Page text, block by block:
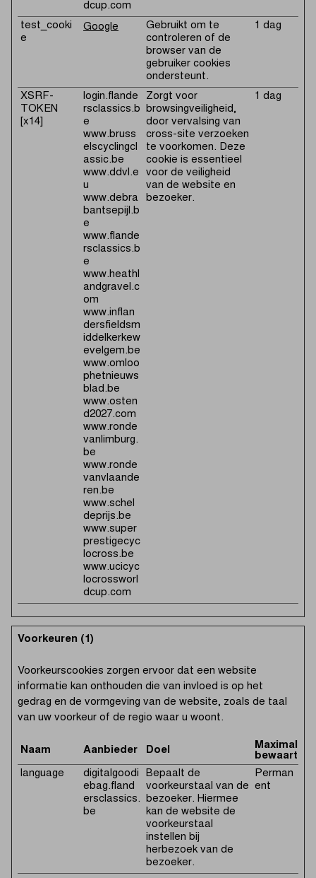
dcup.com
test_cooki
e
Google
Gebruikt om te
controleren of de
browser van de
gebruiker cookies
ondersteunt.
1 dag
XSRF-
TOKEN
[x14]
login.flande
rsclassics.b
e
www.bruss
elscyclingcl
assic.be
www.ddvl.e
u
www.debra
bantsepijl.b
e
www.flande
rsclassics.b
e
www.heathl
andgravel.c
om
www.inflan
dersfieldsm
iddelkerkew
evelgem.be
www.omloo
phetnieuws
blad.be
www.osten
d2027.com
www.ronde
vanlimburg.
be
www.ronde
vanvlaande
ren.be
www.schel
deprijs.be
www.super
prestigecyc
locross.be
www.ucicyc
locrossworl
dcup.com
Zorgt voor
browsingveiligheid,
door vervalsing van
cross-site verzoeken
te voorkomen. Deze
cookie is essentieel
voor de veiligheid
van de website en
bezoeker.
1 dag
Voorkeuren (1)
Voorkeurscookies zorgen ervoor dat een website
informatie kan onthouden die van invloed is op het
gedrag en de vormgeving van de website, zoals de taal
van uw voorkeur of de regio waar u woont.
Naam Aanbieder Doel
Maximale
language
digitalgoodi
ebag.fland
ersclassics.
be
Bepaalt de
voorkeurstaal van de
bezoeker. Hiermee
kan de website de
voorkeurstaal
instellen bij
herbezoek van de
bezoeker.
Perman
ent